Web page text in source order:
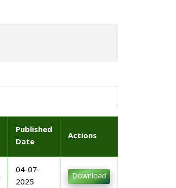
Published
Date
Actions
04-07-
2025
Download